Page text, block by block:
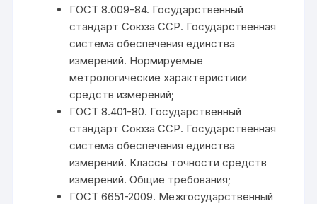
ГОСТ 8.009-84. Государственный
стандарт Союза ССР. Государственная
система обеспечения единства
измерений. Нормируемые
метрологические характеристики
средств измерений;
ГОСТ 8.401-80. Государственный
стандарт Союза ССР. Государственная
система обеспечения единства
измерений. Классы точности средств
измерений. Общие требования;
ГОСТ 6651-2009. Межгосударственный